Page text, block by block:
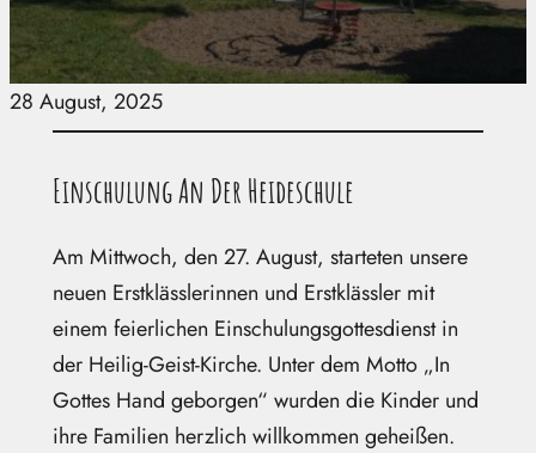
28 August, 2025
Einschulung An Der Heideschule
Am Mittwoch, den 27. August, starteten unsere
neuen Erstklässlerinnen und Erstklässler mit
einem feierlichen Einschulungsgottesdienst in
der Heilig-Geist-Kirche. Unter dem Motto „In
Gottes Hand geborgen“ wurden die Kinder und
ihre Familien herzlich willkommen geheißen.